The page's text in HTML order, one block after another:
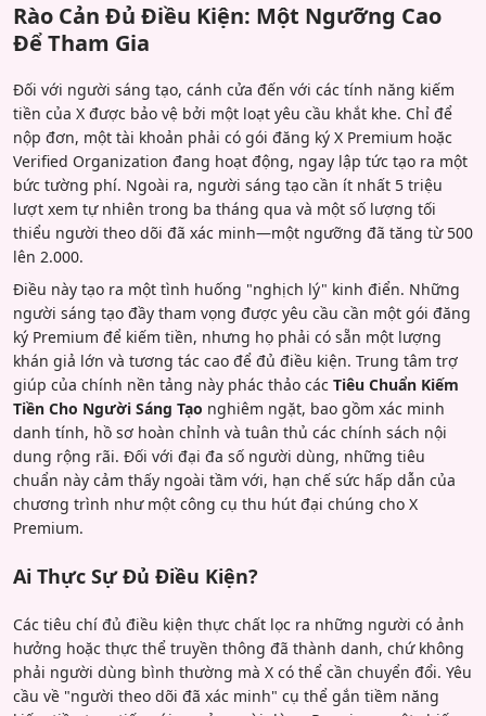
Rào Cản Đủ Điều Kiện: Một Ngưỡng Cao
Để Tham Gia
Đối với người sáng tạo, cánh cửa đến với các tính năng kiếm
tiền của X được bảo vệ bởi một loạt yêu cầu khắt khe. Chỉ để
nộp đơn, một tài khoản phải có gói đăng ký X Premium hoặc
Verified Organization đang hoạt động, ngay lập tức tạo ra một
bức tường phí. Ngoài ra, người sáng tạo cần ít nhất 5 triệu
lượt xem tự nhiên trong ba tháng qua và một số lượng tối
thiểu người theo dõi đã xác minh—một ngưỡng đã tăng từ 500
lên 2.000.
Điều này tạo ra một tình huống "nghịch lý" kinh điển. Những
người sáng tạo đầy tham vọng được yêu cầu cần một gói đăng
ký Premium để kiếm tiền, nhưng họ phải có sẵn một lượng
khán giả lớn và tương tác cao để đủ điều kiện. Trung tâm trợ
giúp của chính nền tảng này phác thảo các Tiêu Chuẩn Kiếm
Tiền Cho Người Sáng Tạo nghiêm ngặt, bao gồm xác minh
danh tính, hồ sơ hoàn chỉnh và tuân thủ các chính sách nội
dung rộng rãi. Đối với đại đa số người dùng, những tiêu
chuẩn này cảm thấy ngoài tầm với, hạn chế sức hấp dẫn của
chương trình như một công cụ thu hút đại chúng cho X
Premium.
Ai Thực Sự Đủ Điều Kiện?
Các tiêu chí đủ điều kiện thực chất lọc ra những người có ảnh
hưởng hoặc thực thể truyền thông đã thành danh, chứ không
phải người dùng bình thường mà X có thể cần chuyển đổi. Yêu
cầu về "người theo dõi đã xác minh" cụ thể gắn tiềm năng